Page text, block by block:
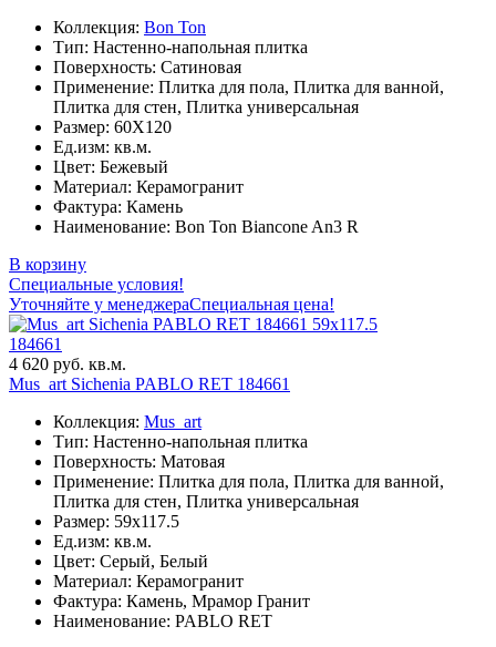
Коллекция: Bon Ton
Тип: Настенно-напольная плитка
Поверхность: Сатиновая
Применение: Плитка для пола, Плитка для ванной,
Плитка для стен, Плитка универсальная
Размер: 60X120
Ед.изм: кв.м.
Цвет: Бежевый
Материал: Керамогранит
Фактура: Камень
Наименование: Bon Ton Biancone An3 R
В корзину
Специальные условия!
Уточняйте у менеджераСпециальная цена!
59x117.5
184661
4 620 руб. кв.м.
Mus_art Sichenia PABLO RET 184661
Коллекция: Mus_art
Тип: Настенно-напольная плитка
Поверхность: Матовая
Применение: Плитка для пола, Плитка для ванной,
Плитка для стен, Плитка универсальная
Размер: 59x117.5
Ед.изм: кв.м.
Цвет: Серый, Белый
Материал: Керамогранит
Фактура: Камень, Мрамор Гранит
Наименование: PABLO RET